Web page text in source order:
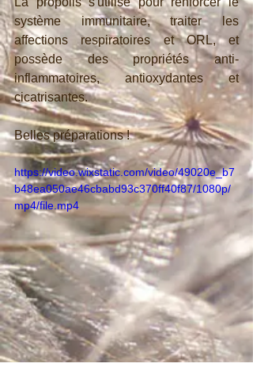
système immunitaire, traiter les
affections respiratoires et ORL, et
possède des propriétés anti-
inflammatoires, antioxydantes et
cicatrisantes.
Belles préparations !
https://video.wixstatic.com/video/49020e_b7
b48ea050ae46cbabd93c370ff40f87/1080p/
mp4/file.mp4